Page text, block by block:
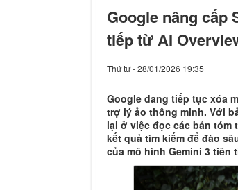
Google nâng cấp
tiếp từ AI
Thứ tư - 28/01/2026 19:35
Google đang tiếp tục xóa
trợ lý ảo thông minh. Với
lại ở việc đọc các bản
kết quả tìm kiếm để đào
của mô hình Gemini 3 tiên